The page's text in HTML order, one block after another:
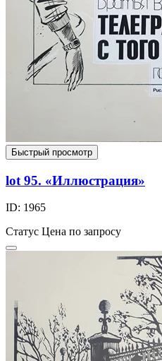
Быстрый просмотр
lot 95. «Иллюстрация»
ID: 1965
Статус Цена по запросу